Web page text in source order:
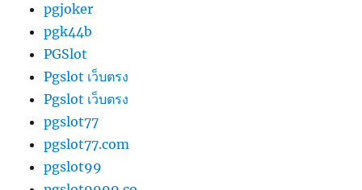
pgjoker
pgk44b
PGSlot
Pgslot เว็บตรง
Pgslot เว็บตรง
pgslot77
pgslot77.com
pgslot99